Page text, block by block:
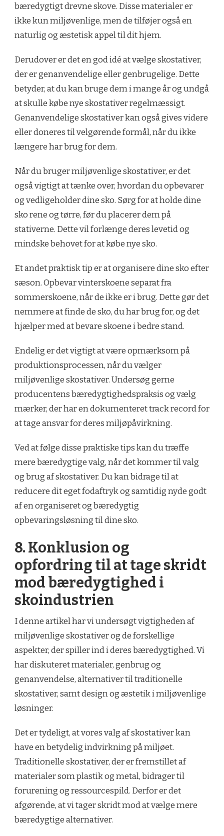
bæredygtigt drevne skove. Disse materialer er
ikke kun miljøvenlige, men de tilføjer også en
naturlig og æstetisk appel til dit hjem.
Derudover er det en god idé at vælge skostativer,
der er genanvendelige eller genbrugelige. Dette
betyder, at du kan bruge dem i mange år og undgå
at skulle købe nye skostativer regelmæssigt.
Genanvendelige skostativer kan også gives videre
eller doneres til velgørende formål, når du ikke
længere har brug for dem.
Når du bruger miljøvenlige skostativer, er det
også vigtigt at tænke over, hvordan du opbevarer
og vedligeholder dine sko. Sørg for at holde dine
sko rene og tørre, før du placerer dem på
stativerne. Dette vil forlænge deres levetid og
mindske behovet for at købe nye sko.
Et andet praktisk tip er at organisere dine sko efter
sæson. Opbevar vinterskoene separat fra
sommerskoene, når de ikke er i brug. Dette gør det
nemmere at finde de sko, du har brug for, og det
hjælper med at bevare skoene i bedre stand.
Endelig er det vigtigt at være opmærksom på
produktionsprocessen, når du vælger
miljøvenlige skostativer. Undersøg gerne
producentens bæredygtighedspraksis og vælg
mærker, der har en dokumenteret track record for
at tage ansvar for deres miljøpåvirkning.
Ved at følge disse praktiske tips kan du træffe
mere bæredygtige valg, når det kommer til valg
og brug af skostativer. Du kan bidrage til at
reducere dit eget fodaftryk og samtidig nyde godt
af en organiseret og bæredygtig
opbevaringsløsning til dine sko.
8. Konklusion og
opfordring til at tage skridt
mod bæredygtighed i
skoindustrien
I denne artikel har vi undersøgt vigtigheden af
miljøvenlige skostativer og de forskellige
aspekter, der spiller ind i deres bæredygtighed. Vi
har diskuteret materialer, genbrug og
genanvendelse, alternativer til traditionelle
skostativer, samt design og æstetik i miljøvenlige
løsninger.
Det er tydeligt, at vores valg af skostativer kan
have en betydelig indvirkning på miljøet.
Traditionelle skostativer, der er fremstillet af
materialer som plastik og metal, bidrager til
forurening og ressourcespild. Derfor er det
afgørende, at vi tager skridt mod at vælge mere
bæredygtige alternativer.